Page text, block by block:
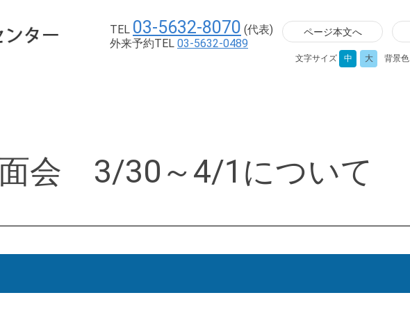
TEL 03-5632-8070 (代表)
外来予約TEL 03-5632-0489
ページ本文へ
文字サイズ 中 大 背景色
会 3/30～4/1について